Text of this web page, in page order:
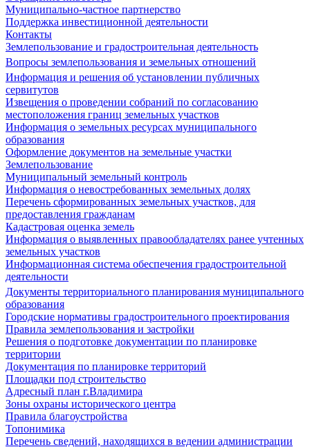
Муниципально-частное партнерство
Поддержка инвестиционной деятельности
Контакты
Землепользование и градостроительная деятельность
Вопросы землепользования и земельных отношений
Информация и решения об установлении публичных
сервитутов
Извещения о проведении собраний по согласованию
местоположения границ земельных участков
Информация о земельных ресурсах муниципального
образования
Оформление документов на земельные участки
Землепользование
Муниципальный земельный контроль
Информация о невостребованных земельных долях
Перечень сформированных земельных участков, для
предоставления гражданам
Кадастровая оценка земель
Информация о выявленных правообладателях ранее учтенных
земельных участков
Информационная система обеспечения градостроительной
деятельности
Документы территориального планирования муниципального
образования
Городские нормативы градостроительного проектирования
Правила землепользования и застройки
Решения о подготовке документации по планировке
территории
Документация по планировке территорий
Площадки под строительство
Адресный план г.Владимира
Зоны охраны исторического центра
Правила благоустройства
Топонимика
Перечень сведений, находящихся в ведении администрации